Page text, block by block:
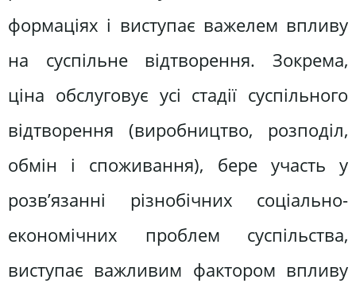
формаціях і виступає важелем впливу
на суспільне відтворення. Зокрема,
ціна обслуговує усі стадії суспільного
відтворення (виробництво, розподіл,
обмін і споживання), бере участь у
розв’язанні різнобічних соціально-
економічних проблем суспільства,
виступає важливим фактором впливу